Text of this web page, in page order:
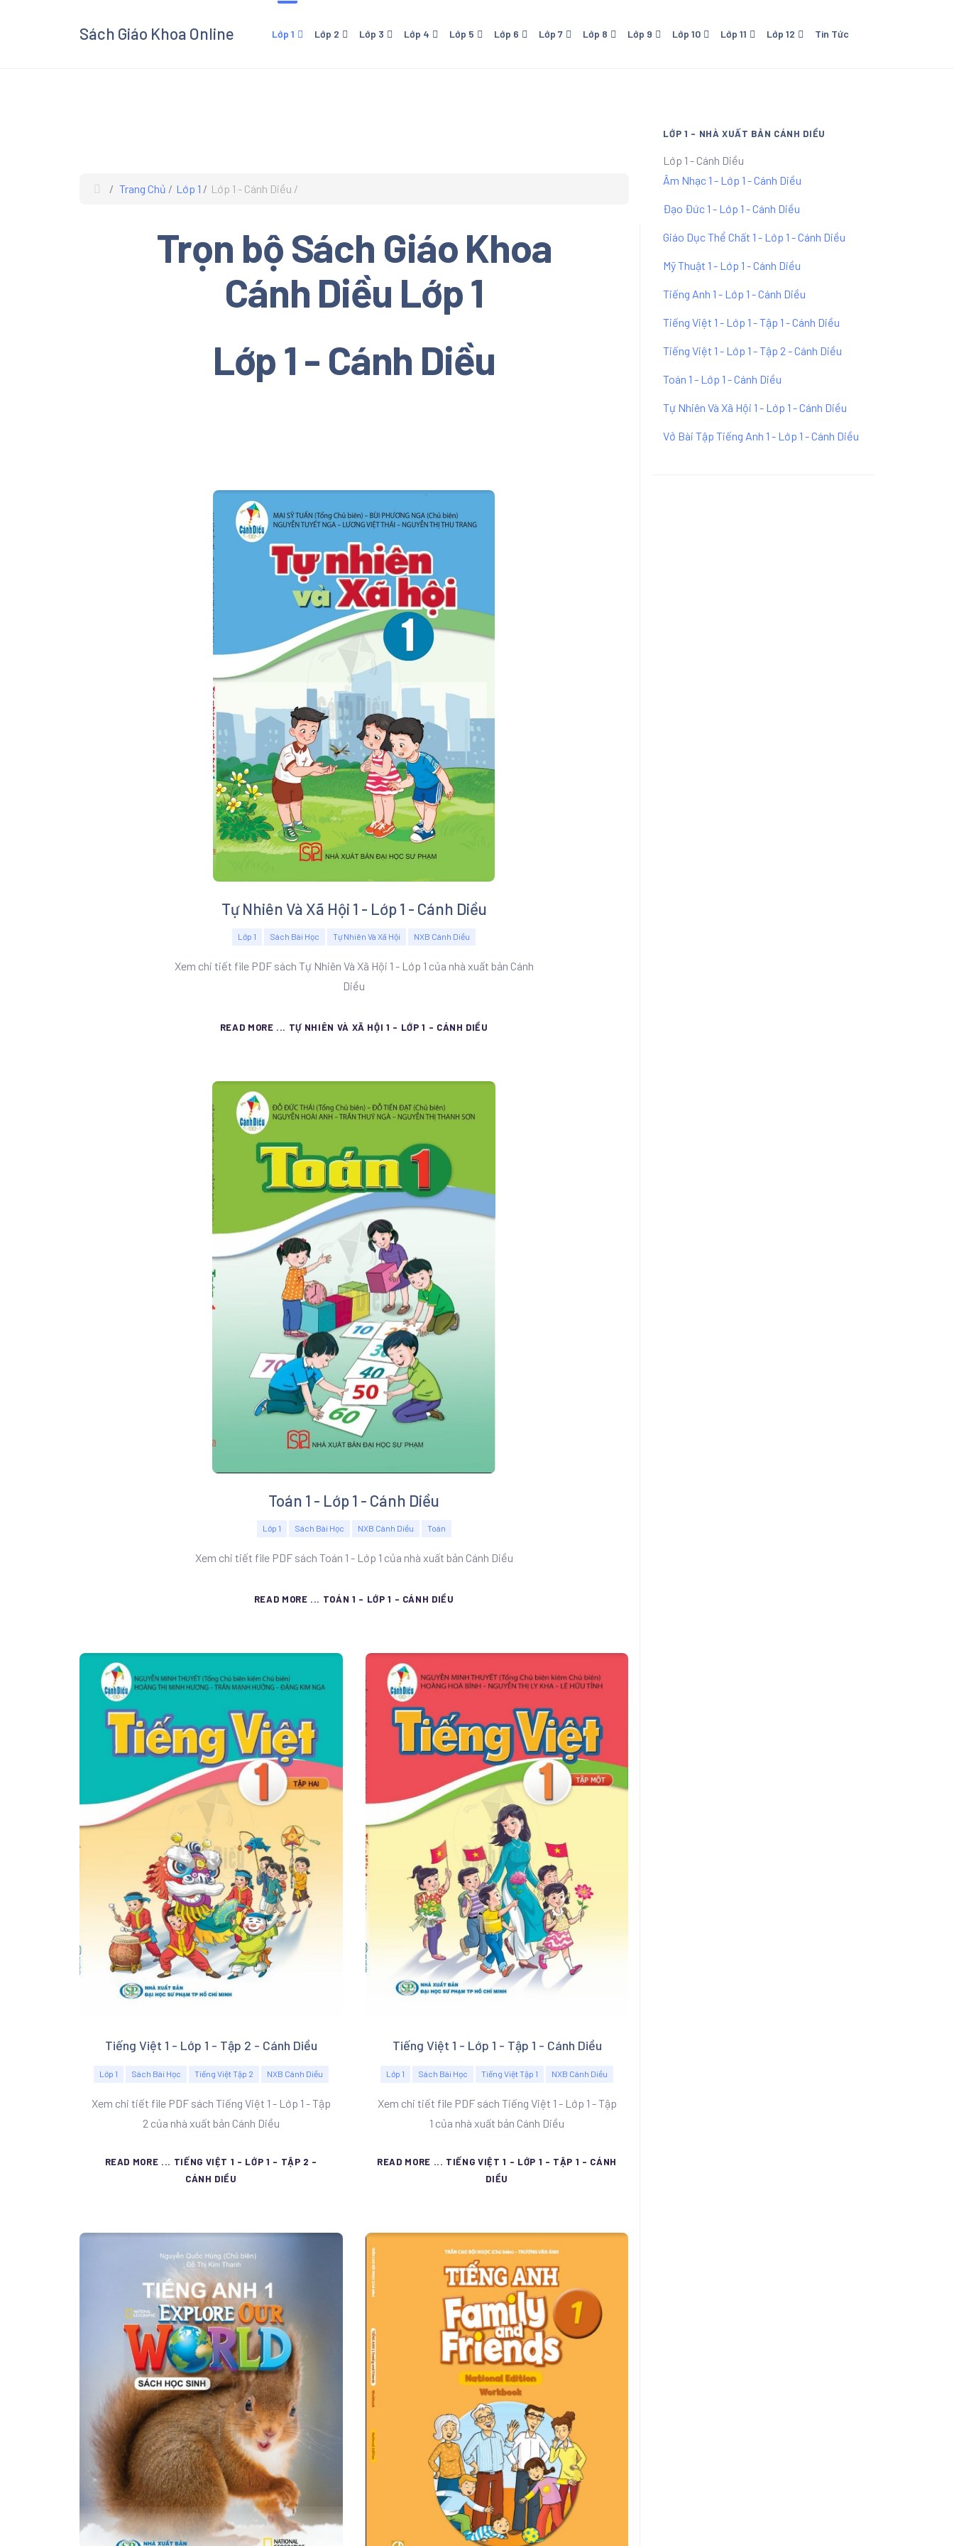
Sách Giáo Khoa Online Lớp 1 Lớp 2 Lớp 3
Xem và Download Trọn bộ Sách
giáo khoa tiểu học. Đầy đủ tất cả
các môn học Tiếng Việt, Đạo Đức,
Lớp 4 Lớp 5 Lớp 6 Lớp 7 Lớp 8 Lớp 9 Lớp 10 Lớp 11 Lớp 12 Tin Tức
Trang Chủ Lớp 1 Lớp 1 - Cánh Diều
Trọn bộ Sách Giáo Khoa
Cánh Diều Lớp 1
Lớp 1 - Cánh Diều
Tự Nhiên Và Xã Hội 1 - Lớp 1 - Cánh Diều
Lớp 1 Sách Bài Học Tự Nhiên Và Xã Hội NXB Cánh Diều
Xem chi tiết file PDF sách Tự Nhiên Và Xã Hội 1 - Lớp 1 của nhà xuất bản Cánh
Diều
READ MORE ... TỰ NHIÊN VÀ XÃ HỘI 1 - LỚP 1 - CÁNH DIỀU
Toán 1 - Lớp 1 - Cánh Diều
Lớp 1 Sách Bài Học NXB Cánh Diều Toán
Xem chi tiết file PDF sách Toán 1 - Lớp 1 của nhà xuất bản Cánh Diều
READ MORE ... TOÁN 1 - LỚP 1 - CÁNH DIỀU
Tiếng Việt 1 - Lớp 1 - Tập 2 - Cánh Diều
Lớp 1 Sách Bài Học Tiếng Việt Tập 2 NXB Cánh Diều
Xem chi tiết file PDF sách Tiếng Việt 1 - Lớp 1 - Tập
2 của nhà xuất bản Cánh Diều
READ MORE ... TIẾNG VIỆT 1 - LỚP 1 - TẬP 2 -
CÁNH DIỀU
Tiếng Việt 1 - Lớp 1 - Tập 1 - Cánh Diều
Lớp 1 Sách Bài Học Tiếng Việt Tập 1 NXB Cánh Diều
Xem chi tiết file PDF sách Tiếng Việt 1 - Lớp 1 - Tập
1 của nhà xuất bản Cánh Diều
READ MORE ... TIẾNG VIỆT 1 - LỚP 1 - TẬP 1 - CÁNH
DIỀU
LỚP 1 - NHÀ XUẤT BẢN CÁNH DIỀU
Lớp 1 - Cánh Diều
Âm Nhạc 1 - Lớp 1 - Cánh Diều
Đạo Đức 1 - Lớp 1 - Cánh Diều
Giáo Dục Thể Chất 1 - Lớp 1 - Cánh Diều
Mỹ Thuật 1 - Lớp 1 - Cánh Diều
Tiếng Anh 1 - Lớp 1 - Cánh Diều
Tiếng Việt 1 - Lớp 1 - Tập 1 - Cánh Diều
Tiếng Việt 1 - Lớp 1 - Tập 2 - Cánh Diều
Toán 1 - Lớp 1 - Cánh Diều
Tự Nhiên Và Xã Hội 1 - Lớp 1 - Cánh Diều
Vở Bài Tập Tiếng Anh 1 - Lớp 1 - Cánh Diều